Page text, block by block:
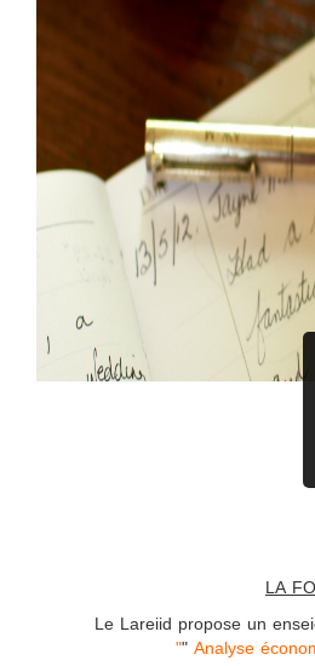
LA
Le Lareiid propose un
"Analyse